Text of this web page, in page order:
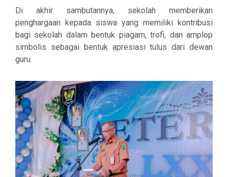
Di akhir sambutannya, sekolah memberikan
penghargaan kepada siswa yang memiliki kontribusi
bagi sekolah dalam bentuk piagam, trofi, dan amplop
simbolis sebagai bentuk apresiasi tulus dari dewan
guru.